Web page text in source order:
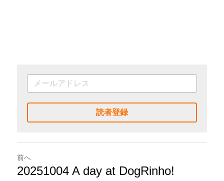
読者登録
前へ
20251004 A day at DogRinho!